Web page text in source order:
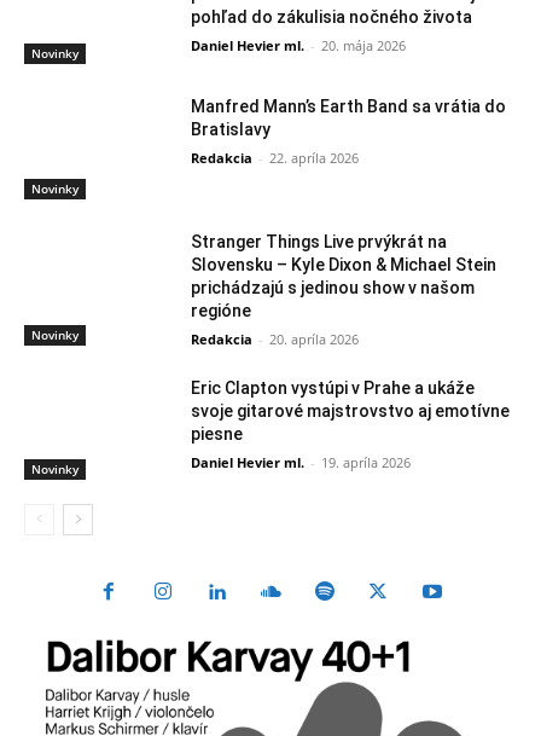
Novinky
pohľad do zákulisia nočného života
Daniel Hevier ml. - 20. mája 2026
Novinky
Manfred Mann’s Earth Band sa vrátia do
Bratislavy
Redakcia - 22. apríla 2026
Novinky
Stranger Things Live prvýkrát na
Slovensku – Kyle Dixon & Michael Stein
prichádzajú s jedinou show v našom
regióne
Redakcia - 20. apríla 2026
Novinky
Eric Clapton vystúpi v Prahe a ukáže
svoje gitarové majstrovstvo aj emotívne
piesne
Daniel Hevier ml. - 19. apríla 2026